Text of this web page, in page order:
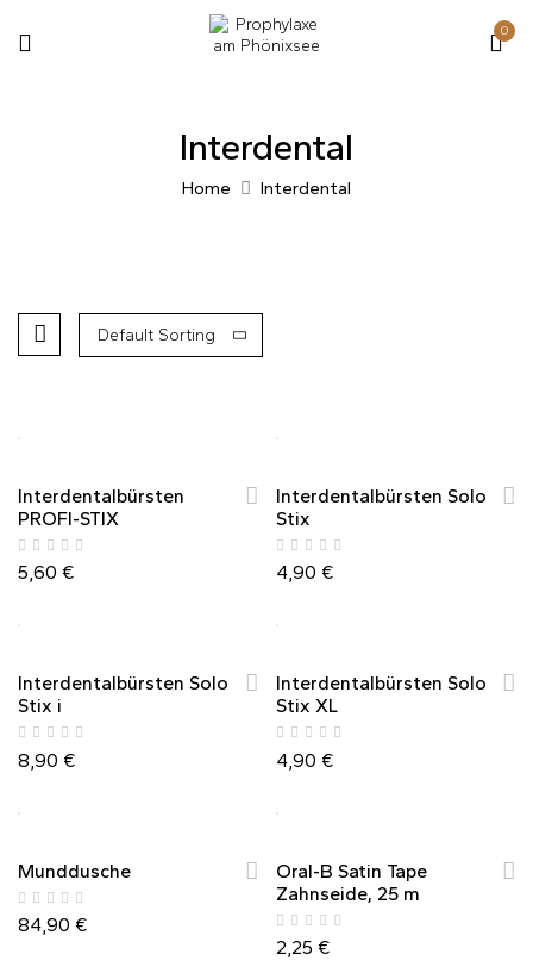
0
Interdental
Home Interdental
Default Sorting
Interdentalbürsten
PROFI-STIX
5,60 €
Interdentalbürsten Solo
Stix
4,90 €
Interdentalbürsten Solo
Stix i
8,90 €
Interdentalbürsten Solo
Stix XL
4,90 €
Munddusche
84,90 €
Oral-B Satin Tape
Zahnseide, 25 m
2,25 €